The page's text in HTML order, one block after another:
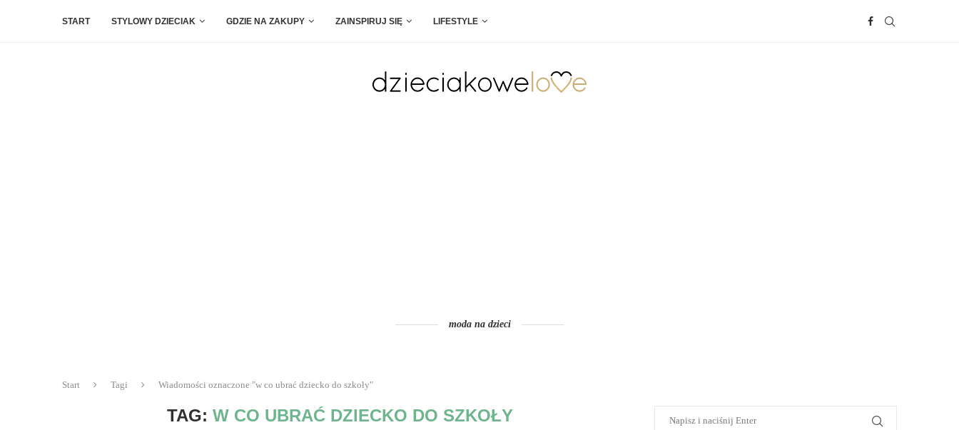
START STYLOWY DZIECIAK GDZIE NA ZAKUPY ZAINSPIRUJ SIĘ LIFESTYLE
moda na dzieci
Start Tagi Wiadomości oznaczone "w co ubrać dziecko do szkoły"
TAG:W CO UBRAĆ DZIECKO DO SZKOŁY